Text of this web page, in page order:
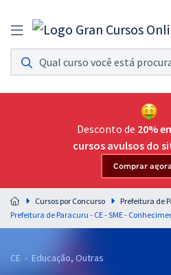
Assinatura Ilimitada 11
Acesso a todos os cursos. Teste grátis por 7
Assinatura OAB Até Passar
Acesso ilimitado a toda preparação para o
Residências Multiprofissionais
Preparação completa e intensiva para as
residências em saúde do Brasil
Desconto de 20%
cursos avulsos do
Comprar agora
Cursos por Concurso
Prefeitura de
CE - Educação, Outras